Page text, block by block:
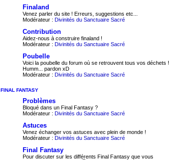
Finaland
Venez parler du site ! Erreurs, suggestions etc...
Modérateur : Divinités du Sanctuaire Sacré
Contribution
Aidez-nous à construire finaland !
Modérateur : Divinités du Sanctuaire Sacré
Poubelle
Voici la poubelle du forum où se retrouvent tous vos déchets !
Humm... pardon xD
Modérateur : Divinités du Sanctuaire Sacré
FINAL FANTASY
Problèmes
Bloqué dans un Final Fantasy ?
Modérateur : Divinités du Sanctuaire Sacré
Astuces
Venez échanger vos astuces avec plein de monde !
Modérateur : Divinités du Sanctuaire Sacré
Final Fantasy
Pour discuter sur les différents Final Fantasy que vous